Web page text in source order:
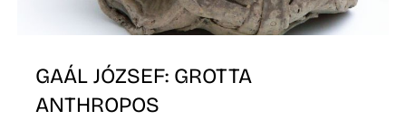
GAÁL JÓZSEF: GROTTA
ANTHROPOS